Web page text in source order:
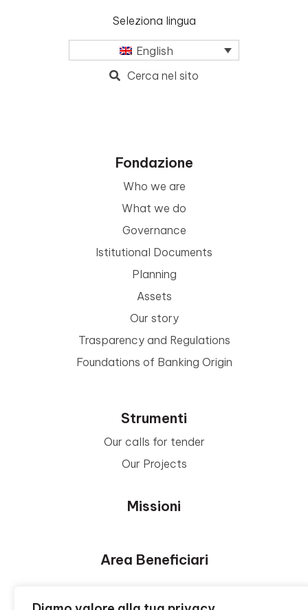
Seleziona lingua
English
Cerca nel sito
Fondazione
Who we are
What we do
Governance
Istitutional Documents
Planning
Assets
Our story
Trasparency and Regulations
Foundations of Banking Origin
Strumenti
Our calls for tender
Our Projects
Missioni
Area Beneficiari
Privacy e Informative